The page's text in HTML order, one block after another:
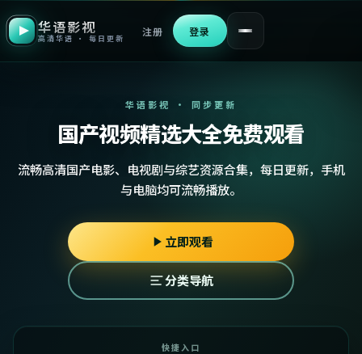
华语影视
高清华语 · 每日更新
注册 登录
华语影视 · 同步更新
国产视频精选大全免费观看
流畅高清国产电影、电视剧与综艺资源合集，每日更新，手机
与电脑均可流畅播放。
立即观看
分类导航
快捷入口